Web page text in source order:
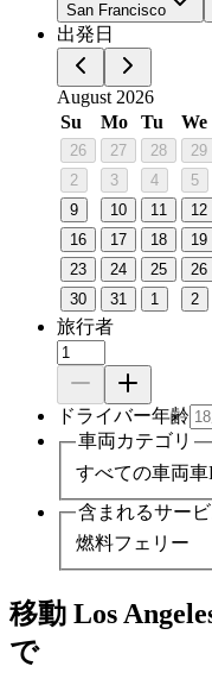
San Francisco
出発日
August 2026
Su
Mo Tu We
26 27 28 29
2
3 4 5
9
10 11 12
16
17 18 19
23
24 25 26
30
31 1 2
旅行者
ドライバー年齢
車両カテゴリ
すべての車両車
含まれるサー
燃料フェリー
移動 Los
で